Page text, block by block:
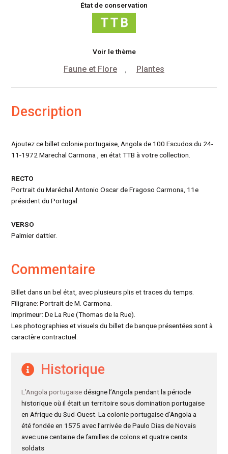
État de conservation
Voir le thème
Faune et Flore , Plantes
Description
Ajoutez ce billet colonie portugaise, Angola de 100 Escudos du 24-
11-1972 Marechal Carmona , en état TTB à votre collection.
RECTO
Portrait du Maréchal Antonio Oscar de Fragoso Carmona, 11e
président du Portugal.
VERSO
Palmier dattier.
Commentaire
Billet dans un bel état, avec plusieurs plis et traces du temps.
Filigrane: Portrait de M. Carmona.
Imprimeur: De La Rue (Thomas de la Rue).
Les photographies et visuels du billet de banque présentées sont à
caractère contractuel.
Historique
L’Angola portugaisedésigne l’Angola pendant la période
historique où il était un territoire sous domination portugaise
en Afrique du Sud-Ouest. La colonie portugaise d’Angola a
été fondée en 1575 avec l’arrivée de Paulo Dias de Novais
avec une centaine de familles de colons et quatre cents
soldats